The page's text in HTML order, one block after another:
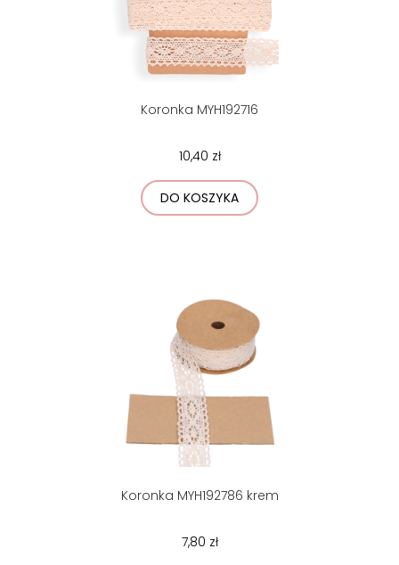
Koronka MYH192716
10,40 zł
DO KOSZYKA
Koronka MYH192786 krem
7,80 zł